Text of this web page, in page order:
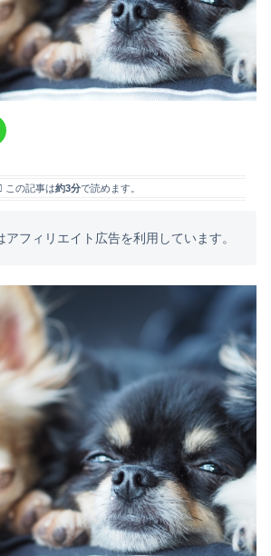
この記事は約3分で読めます。
アフィリエイト広告を利用しています。